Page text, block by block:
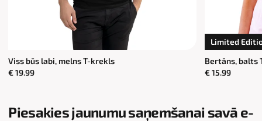
Viss būs labi, melns T-krekls
€ 19.99
Limited
Bertāns, balts
€ 15.99
Piesakies jaunumu saņemšanai savā e-